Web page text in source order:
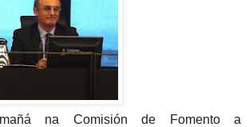
na Comisión de Fomento a